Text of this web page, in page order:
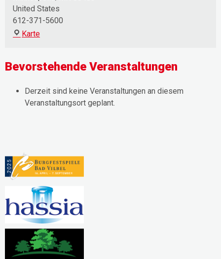
United States
612-371-5600
KarteDemo:
Bevorstehende Veranstaltungen
Derzeit sind keine Veranstaltungen an diesem
Veranstaltungsort geplant.